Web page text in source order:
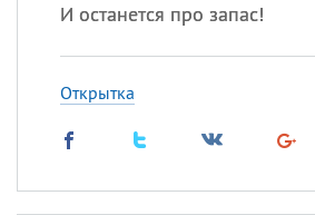
И останется про запас!
Открытка